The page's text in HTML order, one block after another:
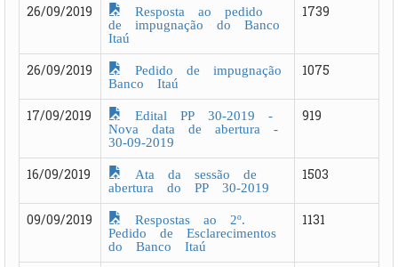
26/09/2019
Resposta ao pedido
de impugnação do Banco
Itaú
1739
26/09/2019
Pedido de impugnação
Banco Itaú
1075
17/09/2019
Edital PP 30-2019 -
Nova data de abertura -
30-09-2019
919
16/09/2019
Ata da sessão de
abertura do PP 30-2019
1503
09/09/2019
Respostas ao 2º.
Pedido de Esclarecimentos
do Banco Itaú
1131